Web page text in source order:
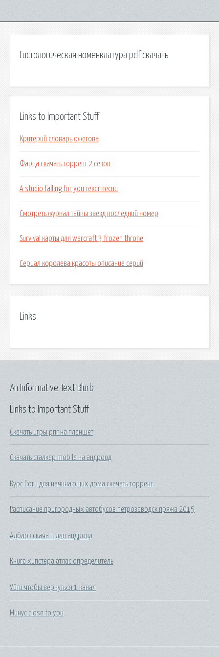
Гистологическая номенклатура pdf скачать
Links to Important Stuff
Критерий словарь ожегова
Фарца скачать торрент 2 сезон
A studio falling for you текст песни
Смотреть журнал тайны звезд последний номер
Survival карты для warcraft 3 frozen throne
Сериал королева красоты описание серий
Links
Links to Important Stuff
Скачать игры рпг на планшет
Скачать сталкер mobile на андроид
Курс йоги для начинающих дома скачать торрент
Расписание пригородных автобусов петрозаводск пряжа 2015
Адблок скачать для андроид
Книга хипстера атлас определитель
Уйти чтобы вернуться 1 канал
Минус close to you
An Informative Text Blurb